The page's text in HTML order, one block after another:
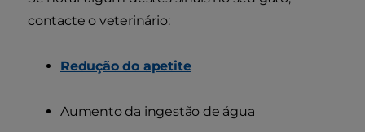
contacte o veterinário:
Redução do apetite
Aumento da ingestão de água